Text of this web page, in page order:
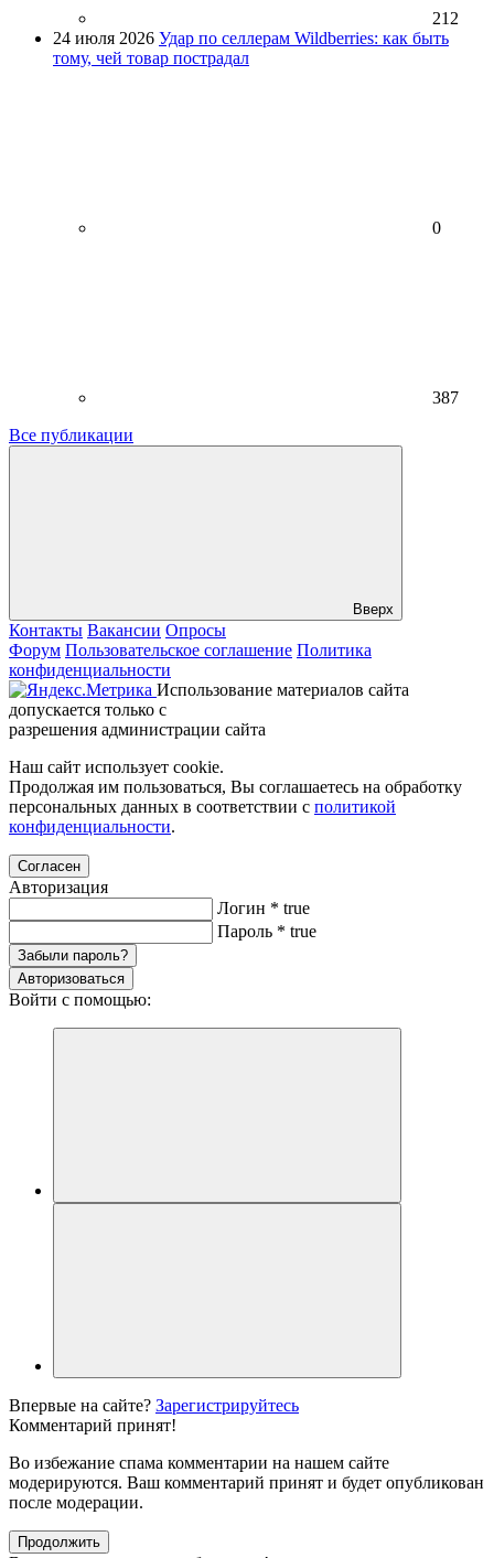
212
24 июля 2026 Удар по селлерам Wildberries: как быть
тому, чей товар пострадал
0
387
Все публикации
Вверх
Контакты Вакансии Опросы
Форум Пользовательское соглашение Политика
конфиденциальности
Использование материалов сайта
допускается только с
разрешения администрации сайта
Наш сайт использует cookie.
Продолжая им пользоваться, Вы соглашаетесь на обработку
персональных данных в соответствии с политикой
конфиденциальности.
Согласен
Авторизация
Логин * true
Пароль * true
Забыли пароль?
Авторизоваться
Войти с помощью:
Впервые на сайте? Зарегистрируйтесь
Комментарий принят!
Во избежание спама комментарии на нашем сайте
модерируются. Ваш комментарий принят и будет опубликован
после модерации.
Продолжить